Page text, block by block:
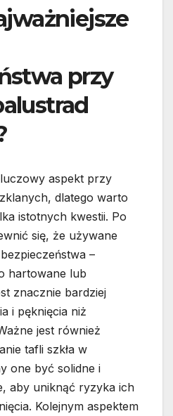
przy
aspekt przy
dlatego warto
istotnych kwestii. Po
się, że używane
–
hartowane lub
znacznie bardziej
i pęknięcia niż
jest również
tafli szkła w
one być solidne i
aby uniknąć ryzyka ich
Kolejnym aspektem